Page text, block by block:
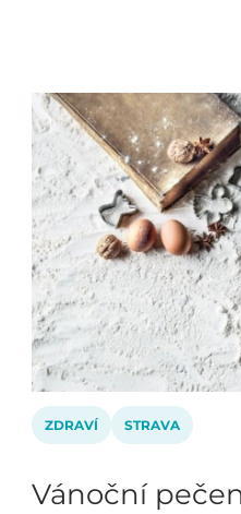
ZDRAVÍ STRAVA
Vánoční